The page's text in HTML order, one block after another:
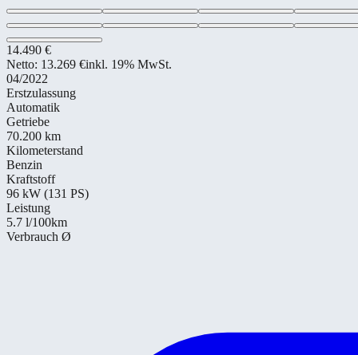
14.490 €
Netto: 13.269 €inkl. 19% MwSt.
04/2022
Erstzulassung
Automatik
Getriebe
70.200 km
Kilometerstand
Benzin
Kraftstoff
96 kW (131 PS)
Leistung
5.7 l/100km
Verbrauch Ø